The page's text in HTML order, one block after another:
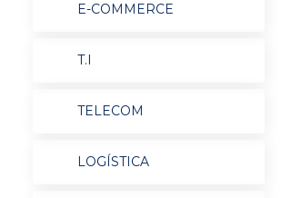
E-COMMERCE
T.I
TELECOM
LOGÍSTICA